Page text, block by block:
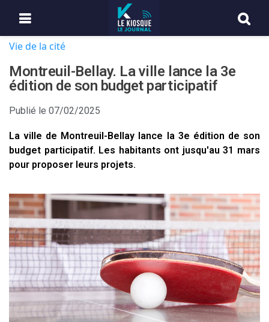
Vie de la cité
Montreuil-Bellay. La ville lance la 3e
édition de son budget participatif
Publié le 07/02/2025
La ville de Montreuil-Bellay lance la 3e édition de son
budget participatif. Les habitants ont jusqu'au 31 mars
pour proposer leurs projets.